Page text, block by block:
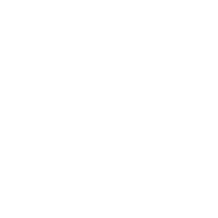
です。
ありません。
です。